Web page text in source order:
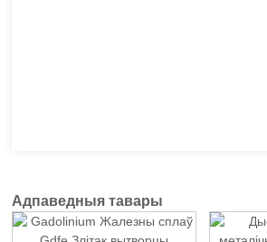
Адпаведныя тавары